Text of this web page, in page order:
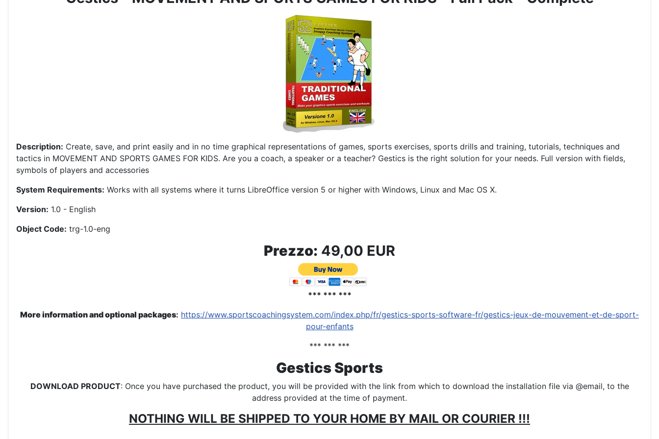
Description: Create, save, and print easily and in no time graphical representations of games, sports exercises, sports drills and training, tutorials, techniques and
tactics in MOVEMENT AND SPORTS GAMES FOR KIDS. Are you a coach, a speaker or a teacher? Gestics is the right solution for your needs. Full version with fields,
symbols of players and accessories
System Requirements: Works with all systems where it turns LibreOffice version 5 or higher with Windows, Linux and Mac OS X.
Version: 1.0 - English
Object Code: trg-1.0-eng
Prezzo: 49,00 EUR
*** *** ***
More information and optional packages: https://www.sportscoachingsystem.com/index.php/fr/gestics-sports-software-fr/gestics-jeux-de-mouvement-et-de-sport-
pour-enfants
*** *** ***
Gestics Sports
DOWNLOAD PRODUCT: Once you have purchased the product, you will be provided with the link from which to download the installation file via @email, to the
address provided at the time of payment.
NOTHING WILL BE SHIPPED TO YOUR HOME BY MAIL OR COURIER !!!